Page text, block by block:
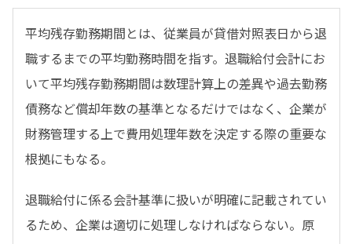
平均残存勤務期間とは、従業員が貸借対照表日から退
職するまでの平均勤務時間を指す。退職給付会計にお
いて平均残存勤務期間は数理計算上の差異や過去勤務
債務など償却年数の基準となるだけではなく、企業が
財務管理する上で費用処理年数を決定する際の重要な
根拠にもなる。
退職給付に係る会計基準に扱いが明確に記載されてい
るため、企業は適切に処理しなければならない。原